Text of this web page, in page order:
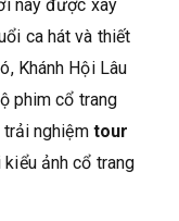
này được xây
ca hát và thiết
Khánh Hội Lâu
phim cổ trang
trải nghiệmtour
ảnh cổ trang